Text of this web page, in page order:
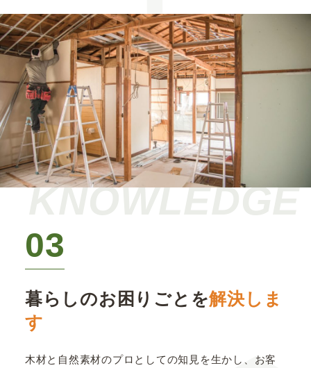
KNOWLEDGE
03
暮らしのお困りごとを解決しま
す
木材と自然素材のプロとしての知見を生かし、お客